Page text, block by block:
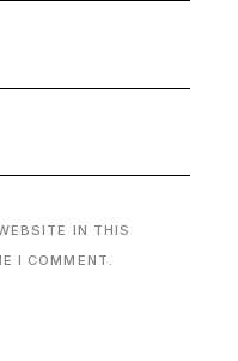
IN THIS
I COMMENT.